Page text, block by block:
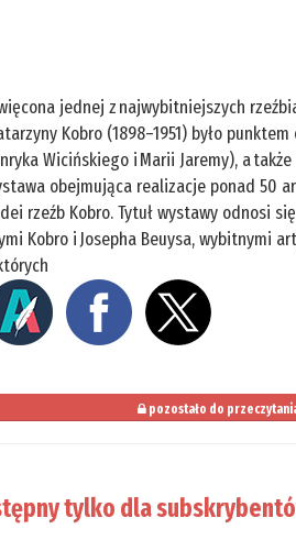
jednej z najwybitniejszych
Kobro (1898–1951) było
Wicińskiego i Marii Jaremy), a
obejmująca realizacje ponad 50
rzeźb Kobro. Tytuł wystawy odnosi
Kobro i Josepha Beuysa, wybitnymi
pozostało do
tylko dla